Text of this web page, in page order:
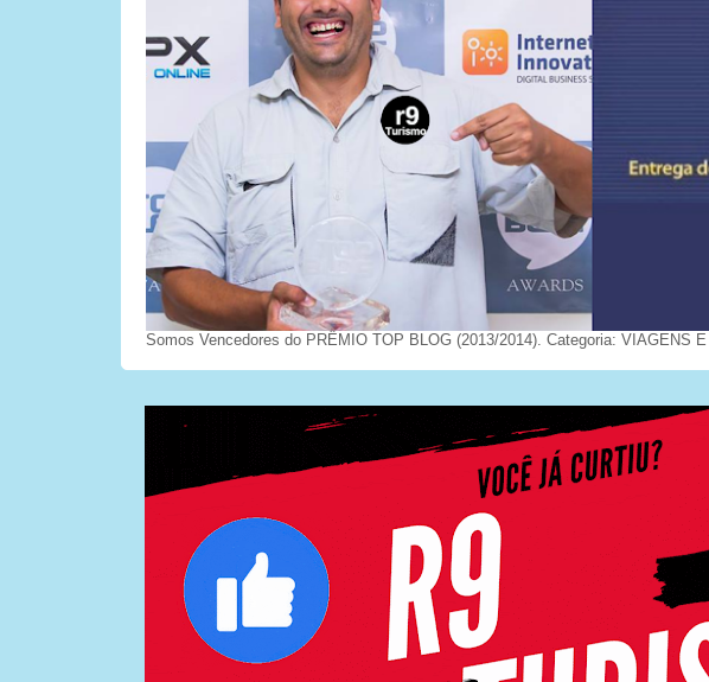
Somos Vencedores do PRÊMIO TOP BLOG (2013/2014). Categoria: VIAGENS